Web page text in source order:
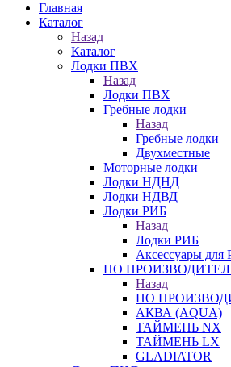
Главная
Каталог
Назад
Каталог
Лодки ПВХ
Назад
Лодки ПВХ
Гребные лодки
Назад
Гребные лодки
Двухместные
Моторные лодки
Лодки НДНД
Лодки НДВД
Лодки РИБ
Назад
Лодки РИБ
Аксессуары для
ПО
Назад
ПО
АКВА (AQUA)
ТАЙМЕНЬ NX
ТАЙМЕНЬ LX
GLADIATOR